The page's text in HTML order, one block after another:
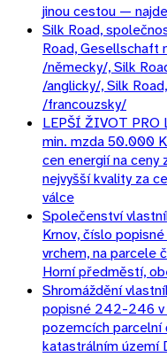
jinou cestou —
Silk Road,
Road, Gesellschaft
/německy/, Silk
/anglicky/, Silk
/francouzsky/
LEPŠÍ ŽIVOT
min. mzda 50.000
cen energií na ceny
nejvyšší kvality za
válce
Společenství
Krnov, číslo
vrchem, na parcele
Horní předměstí,
Shromáždění
popisné 242-246 v
pozemcích parcelní
katastrálním území